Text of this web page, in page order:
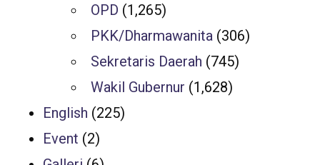
OPD (1,265)
PKK/Dharmawanita (306)
Sekretaris Daerah (745)
Wakil Gubernur (1,628)
English (225)
Event (2)